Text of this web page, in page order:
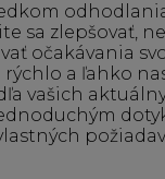
sa zlepšovať,
očakávania
rýchlo a ľahko
vašich